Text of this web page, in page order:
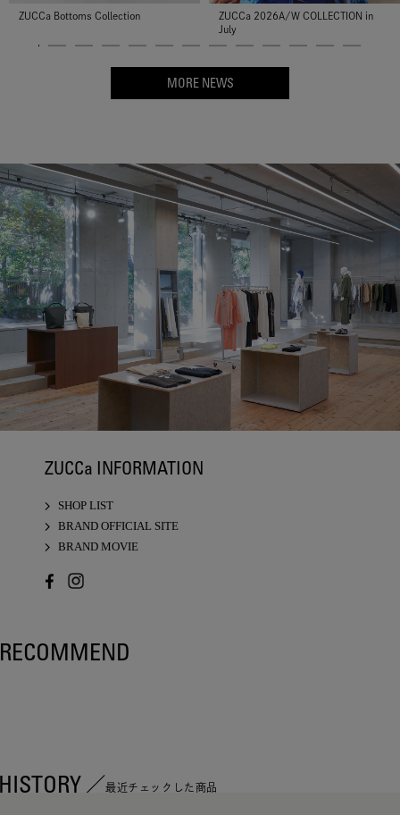
ZUCCa Textiles -NADESHIKO
ZUCCa 8月&9月 発売アイテム先行予
約会
MORE NEWS
ZUCCa INFORMATION
SHOP LIST
BRAND OFFICIAL SITE
BRAND MOVIE
FACEBOOK
RECOMMEND
最近チェックした商品